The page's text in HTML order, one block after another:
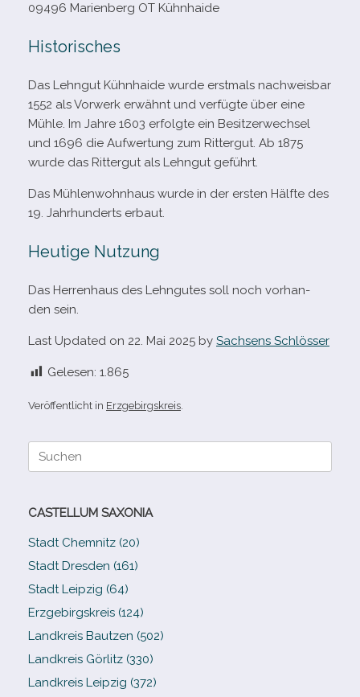
09496 Marienberg OT Kühnhaide
Historisches
Das Lehngut Kühnhaide wurde erst­mals nach­weis­bar
1552 als Vorwerk erwähnt und ver­fügte über eine
Mühle. Im Jahre 1603 erfolgte ein Besitzerwechsel
und 1696 die Aufwertung zum Rittergut. Ab 1875
wurde das Rittergut als Lehngut geführt.
Das Mühlenwohnhaus wurde in der ers­ten Hälfte des
19. Jahrhunderts erbaut.
Heutige Nutzung
Das Herrenhaus des Lehngutes soll noch vor­han­
den sein.
Last Updated on 22. Mai 2025 by Sachsens Schlösser
Gelesen: 1.865
Veröffentlicht in Erzgebirgskreis
Suche
CASTELLUM SAXONIA
Stadt Chemnitz (20)
Stadt Dresden (161)
Stadt Leipzig (64)
Erzgebirgskreis (124)
Landkreis Bautzen (502)
Landkreis Görlitz (330)
Landkreis Leipzig (372)